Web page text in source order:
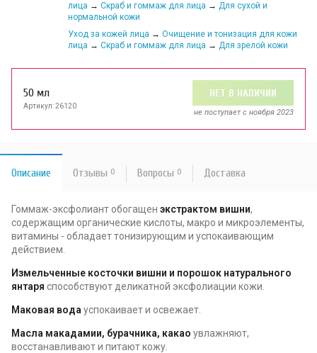
лица → Скраб и гоммаж для лица → Для сухой и
нормальной кожи
Уход за кожей лица → Очищение и тонизация для кожи
лица → Скраб и гоммаж для лица → Для зрелой кожи
50 мл
Артикул: 26120
НЕТ В НАЛИЧИИ
не поступает c ноября 2023
Описание Отзывы 0 Вопросы 0 Доставка
Гоммаж-эксфолиант обогащен экстрактом вишни,
содержащим органические кислоты, макро и микроэлементы,
витамины - обладает тонизирующим и успокаивающим
действием.
Измельченные косточки вишни и порошок натурального
янтаря способствуют деликатной эксфолиации кожи.
Маковая вода успокаивает и освежает.
Масла макадамии, бурачника, какао увлажняют,
восстанавливают и питают кожу.